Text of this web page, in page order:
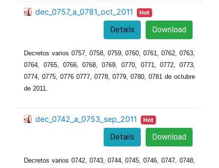
dec_0757_a_0781_oct_2011 Hot
Download
Details
Decretos varios 0757, 0758, 0759, 0760 , 0761 , 0762 , 0763
0764 , 0765, 0766, 0768 , 0769 , 0770, 0771 , 0772 , 0773
0774 , 0775 , 0776 0777 , 0778 , 0779 , 0780 , 0781 de octubre
de 2011.
dec_0742_a_0753_sep_2011 Hot
Download
Details
Decretos varios 0742, 0743, 0744, 0745, 0746, 0747, 0748,